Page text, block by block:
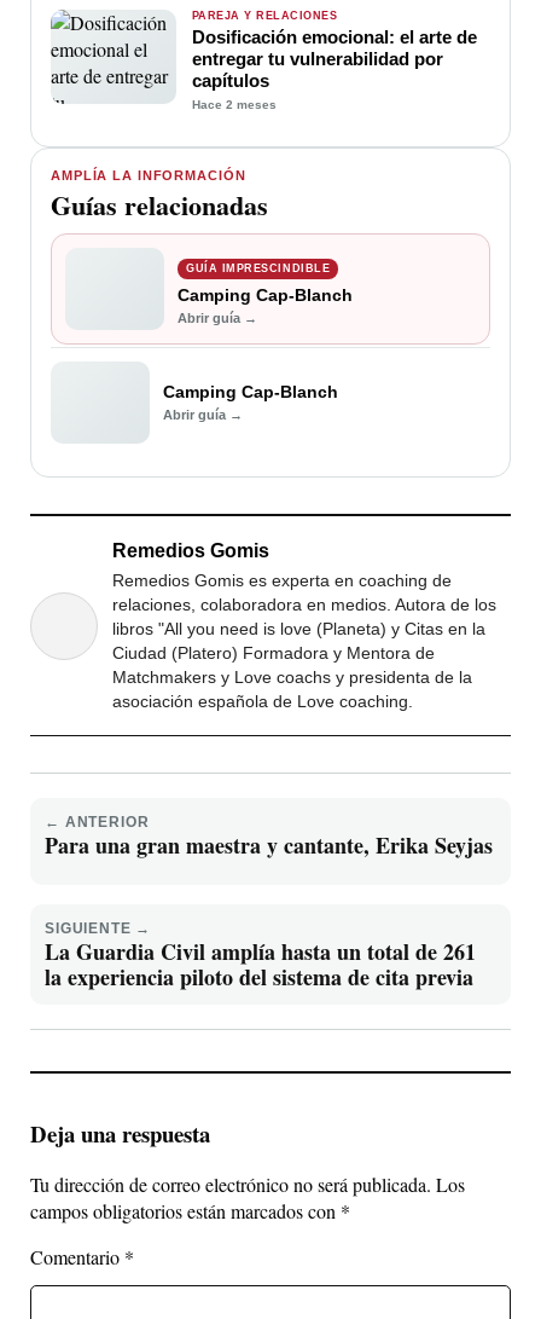
AMPLÍA LA INFORMACIÓN
Guías relacionadas
GUÍA IMPRESCINDIBLE
Camping Cap-Blanch
Abrir guía →
Camping Cap-Blanch
Abrir guía →
PAREJA Y RELACIONES
Dosificación emocional: el arte de
entregar tu vulnerabilidad por
capítulos
Hace 2 meses
Remedios Gomis
Remedios Gomis es experta en coaching de
relaciones, colaboradora en medios. Autora de los
libros "All you need is love (Planeta) y Citas en la
Ciudad (Platero) Formadora y Mentora de
Matchmakers y Love coachs y presidenta de la
asociación española de Love coaching.
← ANTERIOR
Para una gran maestra y cantante, Erika Seyjas
SIGUIENTE →
La Guardia Civil amplía hasta un total de 261
la experiencia piloto del sistema de cita previa
Deja una respuesta
Tu dirección de correo electrónico no será publicada. Los
campos obligatorios están marcados con *
Comentario *